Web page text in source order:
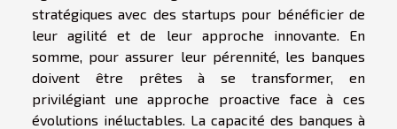
stratégiques avec des startups pour bénéficier de
leur agilité et de leur approche innovante. En
somme, pour assurer leur pérennité, les banques
doivent être prêtes à se transformer, en
privilégiant une approche proactive face à ces
évolutions inéluctables. La capacité des banques à